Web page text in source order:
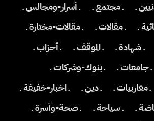
ـ
ـ مجتمع ـ
ـ أسرار-ومجالس ـ
ـ
ـ مقالات ـ
ـ مقالات-مختارة ـ
ـ شهادة ـ ـ الموقف ـ
ـ أحزاب ـ
ـ جامعات ـ
ـ بنوك-وشركات ـ
ـ مغاربيات ـ ـ دين ـ
ـ اخبار-خفيفة ـ
ـ ـ سياحة ـ
ـ صحة-وأسرة ـ